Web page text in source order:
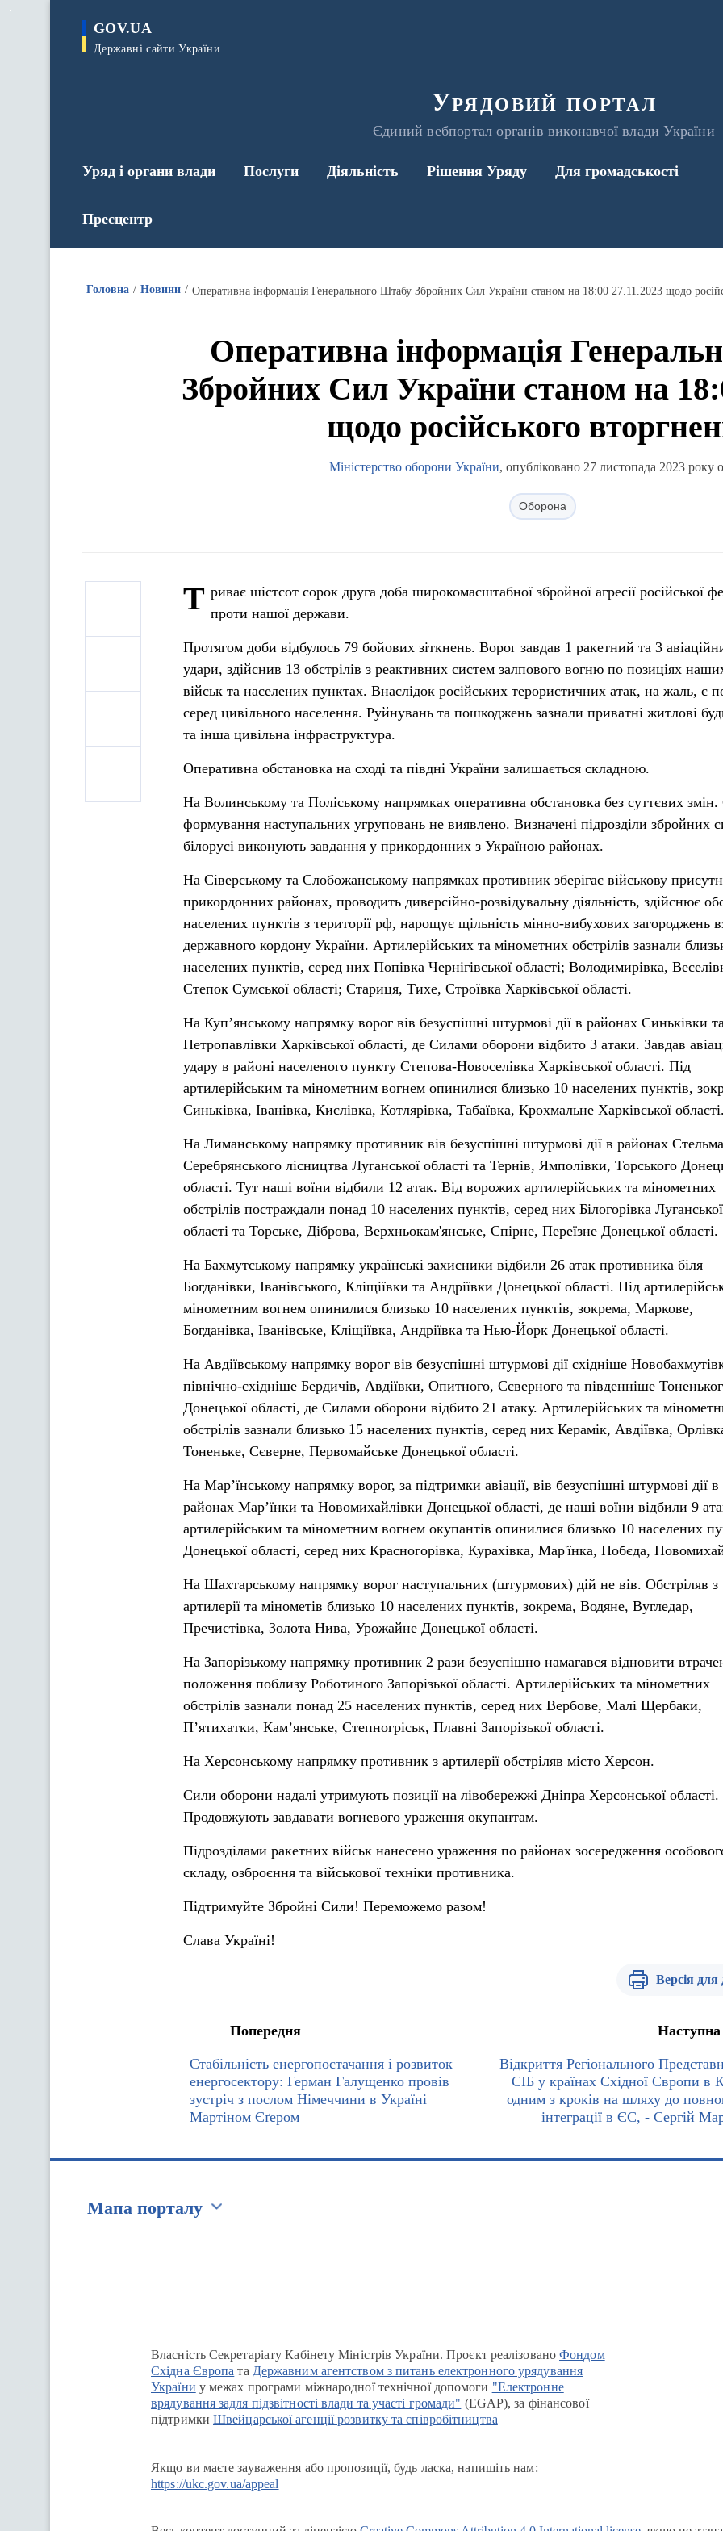
GOV.UA
Державні сайти України
Урядовий портал
Єдиний вебпортал органів виконавчої влади України
Уряд і органи влади Послуги Діяльність Рішення Уряду Для громадськості
Пресцентр
Головна Новини
Оперативна інформація
Збройних Сил України станом на
щодо російського
Міністерство оборони України, опубліковано 27 листопада 2023 року
Оборона
Т риває шістсот сорок друга доба широкомасштабної збройної агресії російської
проти нашої держави.
Протягом доби відбулось 79 бойових зіткнень. Ворог завдав 1 ракетний та 3
удари, здійснив 13 обстрілів з реактивних систем залпового вогню по позиціях
військ та населених пунктах. Внаслідок російських терористичних атак, на жаль, є
серед цивільного населення. Руйнувань та пошкоджень зазнали приватні житлові
та інша цивільна інфраструктура.
Оперативна обстановка на сході та півдні України залишається складною.
На Волинському та Поліському напрямках оперативна обстановка без суттєвих
формування наступальних угруповань не виявлено. Визначені підрозділи збройних
білорусі виконують завдання у прикордонних з Україною районах.
На Сіверському та Слобожанському напрямках противник зберігає військову
прикордонних районах, проводить диверсійно-розвідувальну діяльність, здійснює
населених пунктів з території рф, нарощує щільність мінно-вибухових загороджень
державного кордону України. Артилерійських та мінометних обстрілів зазнали
населених пунктів, серед них Попівка Чернігівської області; Володимирівка,
Степок Сумської області; Стариця, Тихе, Строївка Харківської області.
На Куп’янському напрямку ворог вів безуспішні штурмові дії в районах Синьківки
Петропавлівки Харківської області, де Силами оборони відбито 3 атаки. Завдав
удару в районі населеного пункту Степова-Новоселівка Харківської області. Під
артилерійським та мінометним вогнем опинилися близько 10 населених пунктів,
Синьківка, Іванівка, Кислівка, Котлярівка, Табаївка, Крохмальне Харківської області.
На Лиманському напрямку противник вів безуспішні штурмові дії в районах
Серебрянського лісництва Луганської області та Тернів, Ямполівки, Торського
області. Тут наші воїни відбили 12 атак. Від ворожих артилерійських та мінометних
обстрілів постраждали понад 10 населених пунктів, серед них Білогорівка Луганської
області та Торське, Діброва, Верхньокам'янське, Спірне, Переїзне Донецької області.
На Бахмутському напрямку українські захисники відбили 26 атак противника біля
Богданівки, Іванівського, Кліщіївки та Андріївки Донецької області. Під
мінометним вогнем опинилися близько 10 населених пунктів, зокрема, Маркове,
Богданівка, Іванівське, Кліщіївка, Андріївка та Нью-Йорк Донецької області.
На Авдіївському напрямку ворог вів безуспішні штурмові дії східніше
північно-східніше Бердичів, Авдіївки, Опитного, Сєверного та південніше
Донецької області, де Силами оборони відбито 21 атаку. Артилерійських та
обстрілів зазнали близько 15 населених пунктів, серед них Керамік, Авдіївка,
Тоненьке, Сєверне, Первомайське Донецької області.
На Мар’їнському напрямку ворог, за підтримки авіації, вів безуспішні штурмові дії в
районах Мар’їнки та Новомихайлівки Донецької області, де наші воїни відбили 9
артилерійським та мінометним вогнем окупантів опинилися близько 10 населених
Донецької області, серед них Красногорівка, Курахівка, Мар'їнка, Побєда,
На Шахтарському напрямку ворог наступальних (штурмових) дій не вів. Обстріляв з
артилерії та мінометів близько 10 населених пунктів, зокрема, Водяне, Вугледар,
Пречистівка, Золота Нива, Урожайне Донецької області.
На Запорізькому напрямку противник 2 рази безуспішно намагався відновити
положення поблизу Роботиного Запорізької області. Артилерійських та мінометних
обстрілів зазнали понад 25 населених пунктів, серед них Вербове, Малі Щербаки,
П’ятихатки, Кам’янське, Степногріськ, Плавні Запорізької області.
На Херсонському напрямку противник з артилерії обстріляв місто Херсон.
Сили оборони надалі утримують позиції на лівобережжі Дніпра Херсонської області.
Продовжують завдавати вогневого ураження окупантам.
Підрозділами ракетних військ нанесено ураження по районах зосередження
складу, озброєння та військової техніки противника.
Підтримуйте Збройні Сили! Переможемо разом!
Слава Україні!
Версія для
Попередня
Стабільність енергопостачання і розвиток
енергосектору: Герман Галущенко провів
зустріч з послом Німеччини в Україні
Мартіном Єґером
Наступна
Відкриття Регіонального
ЄІБ у країнах Східної Європи в
одним з кроків на шляху до
інтеграції в ЄС, - Сергій
Мапа порталу
Власність Секретаріату Кабінету Міністрів України. Проєкт реалізованоФондом
Східна Європа та Державним агентством з питань електронного урядування
України у межах програми міжнародної технічної допомоги "Електронне
врядування задля підзвітності влади та участі громади" (EGAP), за фінансової
підтримки Швейцарської агенції розвитку та співробітництва
Якщо ви маєте зауваження або пропозиції, будь ласка, напишіть нам:
https://ukc.gov.ua/appeal